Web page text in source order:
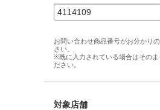
お問い合わせ商品番号がお分かり
さい。
※既に入力されている場合はそのま
ださい。
対象店舗